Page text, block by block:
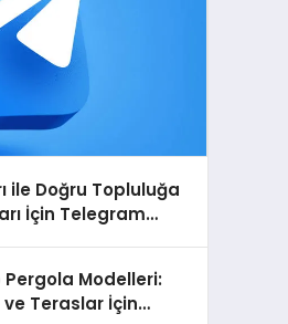
ile Doğru Topluluğa
İçin Telegram
Pergola Modelleri:
ve Teraslar İçin